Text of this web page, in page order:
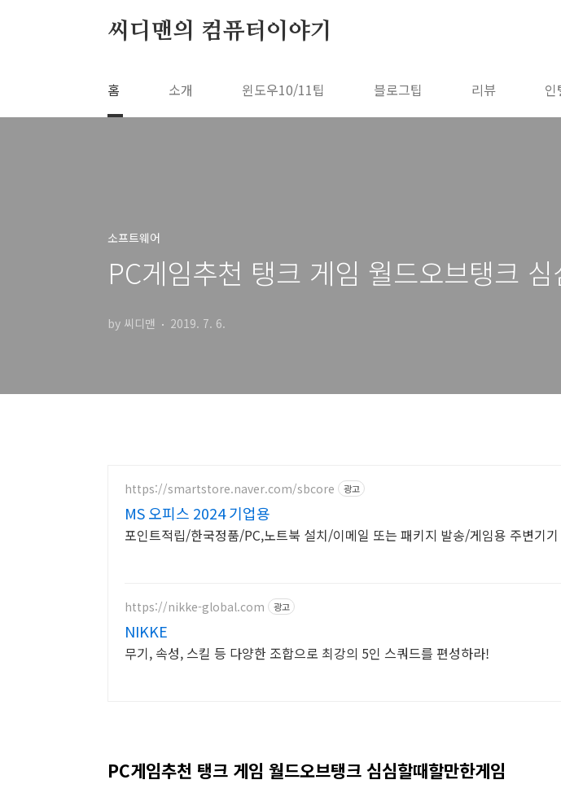
씨디맨의 컴퓨터이야기
홈 소개 윈도우10/11팁 블로그팁 리뷰 인
소프트웨어
PC게임추천 탱크 게임 월드오브탱크
by 씨디맨 2019. 7. 6.
https://smartstore.naver.com/sbcore 광고
MS 오피스 2024 기업용
포인트적립/한국정품/PC,노트북 설치/이메일 또는 패키지 발송/게임용 주변기기
https://nikke-global.com 광고
NIKKE
무기, 속성, 스킬 등 다양한 조합으로 최강의 5인 스쿼드를 편성하라!
PC게임추천 탱크 게임 월드오브탱크 심심할때할만한게임